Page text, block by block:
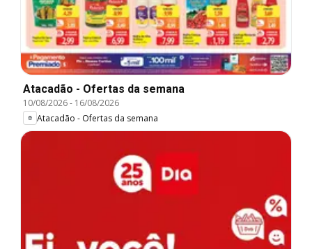
Atacadão - Ofertas da semana
10/08/2026- 16/08/2026
Atacadão - Ofertas da semana